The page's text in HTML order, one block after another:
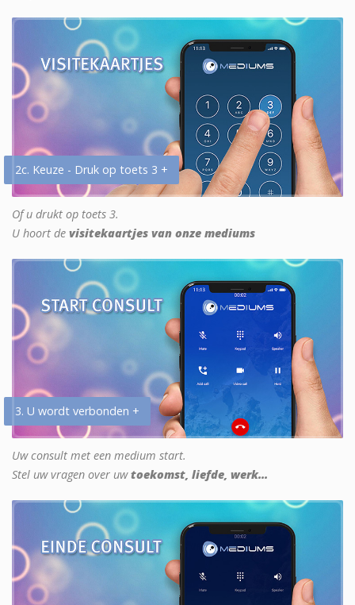
2c. Keuze - Druk op toets 3 +
Of u drukt op toets 3.
U hoort de visitekaartjes van onze mediums
3. U wordt verbonden +
Uw consult met een medium start.
Stel uw vragen over uwtoekomst, liefde, werk...